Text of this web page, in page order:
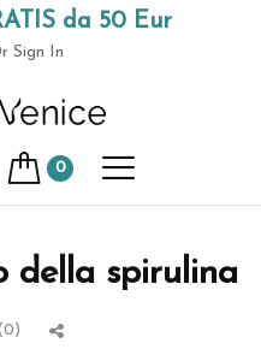
da 50 Eur
Sign In
9789591
0
della spirulina
della spirulina